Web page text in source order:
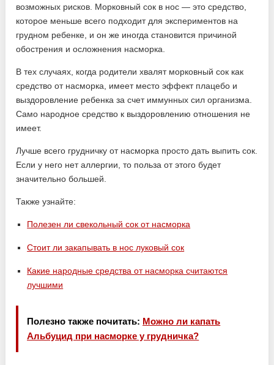
возможных рисков. Морковный сок в нос — это средство,
которое меньше всего подходит для экспериментов на
грудном ребенке, и он же иногда становится причиной
обострения и осложнения насморка.
В тех случаях, когда родители хвалят морковный сок как
средство от насморка, имеет место эффект плацебо и
выздоровление ребенка за счет иммунных сил организма.
Само народное средство к выздоровлению отношения не
имеет.
Лучше всего грудничку от насморка просто дать выпить сок.
Если у него нет аллергии, то польза от этого будет
значительно большей.
Также узнайте:
Полезен ли свекольный сок от насморка
Стоит ли закапывать в нос луковый сок
Какие народные средства от насморка считаются
лучшими
Полезно также почитать: Можно ли капать
Альбуцид при насморке у грудничка?